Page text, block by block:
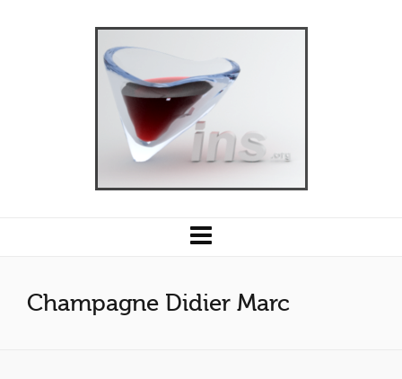
Champagne Didier Marc